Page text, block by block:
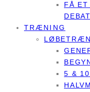
FÅ
TRÆNING
5 &